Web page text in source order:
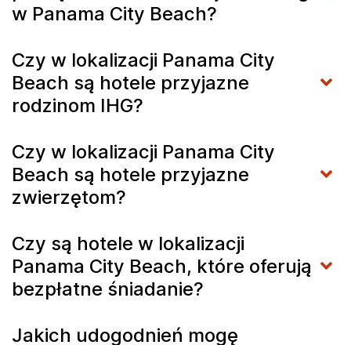
w Panama City Beach?
Czy w lokalizacji Panama City
Beach są hotele przyjazne
rodzinom IHG?
Czy w lokalizacji Panama City
Beach są hotele przyjazne
zwierzętom?
Czy są hotele w lokalizacji
Panama City Beach, które oferują
bezpłatne śniadanie?
Jakich udogodnień mogę